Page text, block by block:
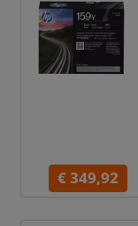
€ 349,92